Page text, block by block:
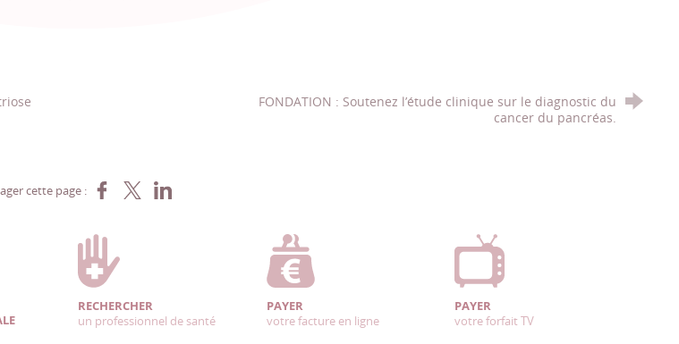
FONDATION : Soutenez l’étude clinique sur le diagnostic du
cancer du pancréas.
cette page : Partager sur Facebook
Partager sur XPartager sur LinkedIn
RECHERCHER
un professionnel de santé
PAYER
votre facture en ligne
PAYER
votre forfait TV